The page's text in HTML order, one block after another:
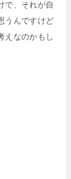
で、それが自
うんですけど
えなのかもし